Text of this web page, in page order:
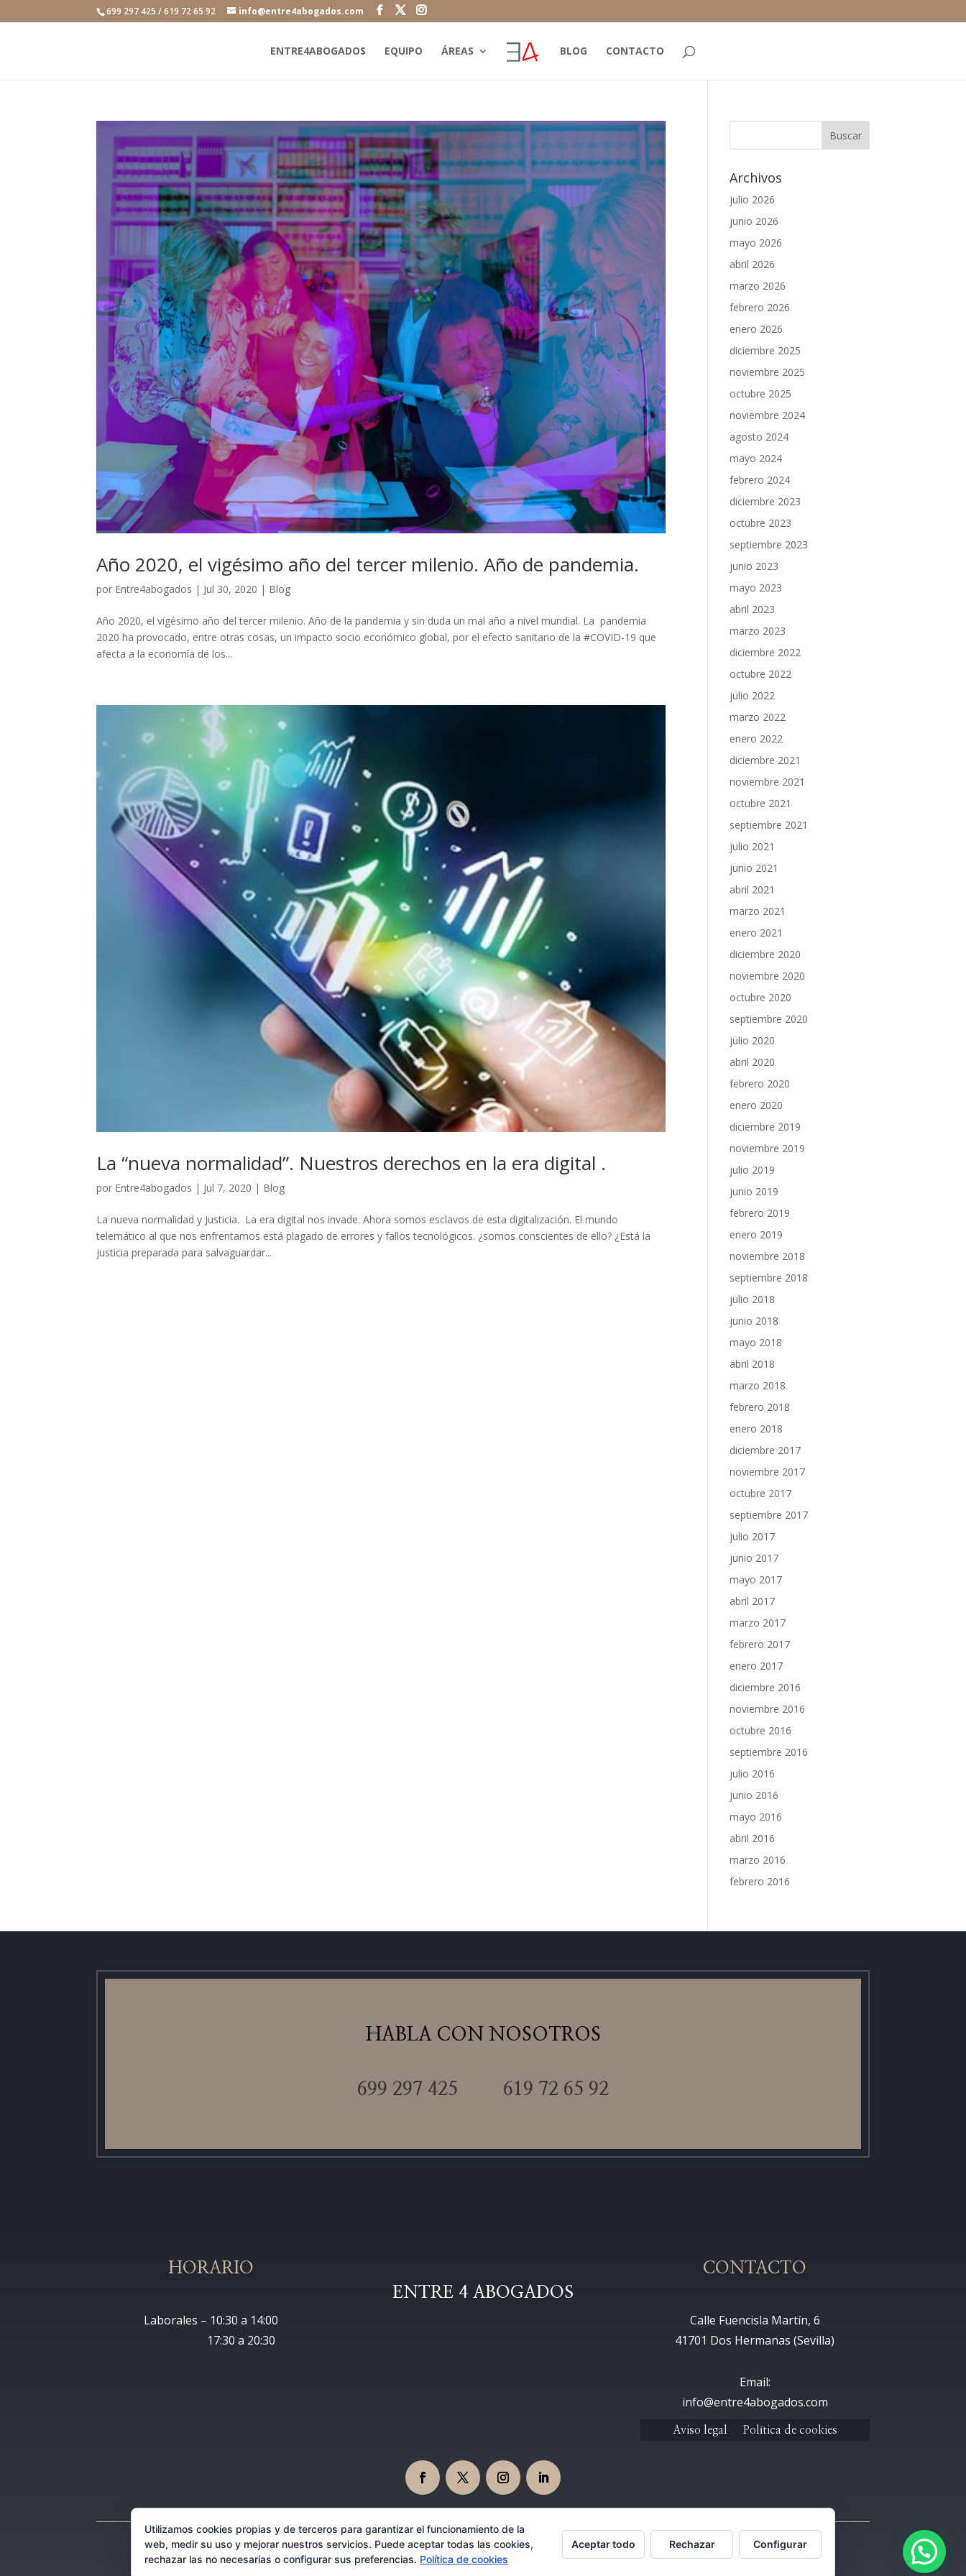
699 297 425 / 619 72 65 92 info@entre4abogados.com
ENTRE4ABOGADOS EQUIPO ÁREAS BLOG CONTACTO
Año 2020, el vigésimo año del tercer milenio. Año de pandemia.
por Entre4abogados | Jul 30, 2020 | Blog
Año 2020, el vigésimo año del tercer milenio. Año de la pandemia y sin duda un mal año a nivel mundial. La pandemia
2020 ha provocado, entre otras cosas, un impacto socio económico global, por el efecto sanitario de la #COVID-19 que
afecta a la economía de los...
La “nueva normalidad”. Nuestros derechos en la era digital .
por Entre4abogados | Jul 7, 2020 | Blog
La nueva normalidad y Justicia. La era digital nos invade. Ahora somos esclavos de esta digitalización. El mundo
telemático al que nos enfrentamos está plagado de errores y fallos tecnológicos. ¿somos conscientes de ello? ¿Está la
justicia preparada para salvaguardar...
Archivos
julio 2026
junio 2026
mayo 2026
abril 2026
marzo 2026
febrero 2026
enero 2026
diciembre 2025
noviembre 2025
octubre 2025
noviembre 2024
agosto 2024
mayo 2024
febrero 2024
diciembre 2023
octubre 2023
septiembre 2023
junio 2023
mayo 2023
abril 2023
marzo 2023
diciembre 2022
octubre 2022
julio 2022
marzo 2022
enero 2022
diciembre 2021
noviembre 2021
octubre 2021
septiembre 2021
julio 2021
junio 2021
abril 2021
marzo 2021
enero 2021
diciembre 2020
noviembre 2020
octubre 2020
septiembre 2020
julio 2020
abril 2020
febrero 2020
enero 2020
diciembre 2019
noviembre 2019
julio 2019
junio 2019
febrero 2019
enero 2019
noviembre 2018
septiembre 2018
julio 2018
junio 2018
mayo 2018
abril 2018
marzo 2018
febrero 2018
enero 2018
diciembre 2017
noviembre 2017
octubre 2017
septiembre 2017
julio 2017
junio 2017
mayo 2017
abril 2017
marzo 2017
febrero 2017
enero 2017
diciembre 2016
noviembre 2016
octubre 2016
septiembre 2016
julio 2016
junio 2016
mayo 2016
abril 2016
marzo 2016
febrero 2016
HABLA CON NOSOTROS
699 297 425 619 72 65 92
HORARIO
Laborales – 10:30 a 14:00
17:30 a 20:30
ENTRE 4 ABOGADOS
CONTACTO
Calle Fuencisla Martín, 6
41701 Dos Hermanas (Sevilla)
Email:
info@entre4abogados.com
Aviso legal Política de cookies
Abogados en Dos Hermanas 08/09/2026
Utilizamos cookies propias y de terceros para garantizar el funcionamiento de la
web, medir su uso y mejorar nuestros servicios. Puede aceptar todas las cookies,
rechazar las no necesarias o configurar sus preferencias. Política de cookies
Aceptar todo Rechazar Configurar